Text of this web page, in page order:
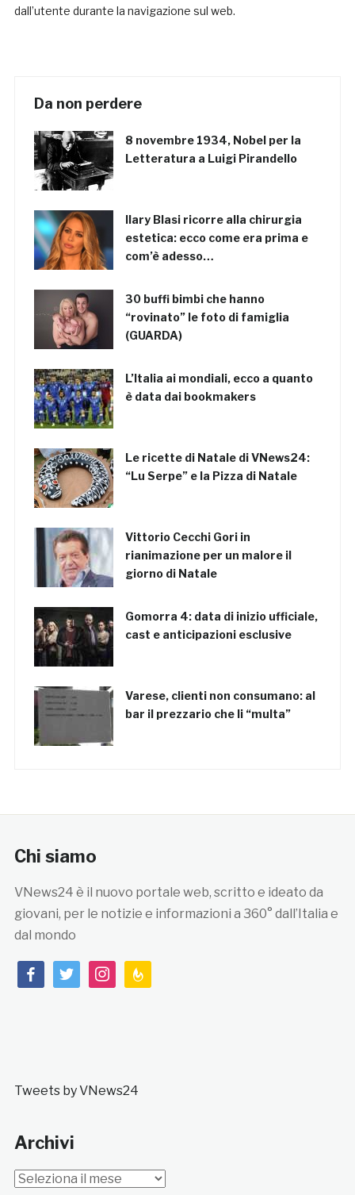
dall’utente durante la navigazione sul web.
Da non perdere
8 novembre 1934, Nobel per la
Letteratura a Luigi Pirandello
Ilary Blasi ricorre alla chirurgia
estetica: ecco come era prima e
com’è adesso…
30 buffi bimbi che hanno
“rovinato” le foto di famiglia
(GUARDA)
L’Italia ai mondiali, ecco a quanto
è data dai bookmakers
Le ricette di Natale di VNews24:
“Lu Serpe” e la Pizza di Natale
Vittorio Cecchi Gori in
rianimazione per un malore il
giorno di Natale
Gomorra 4: data di inizio ufficiale,
cast e anticipazioni esclusive
Varese, clienti non consumano: al
bar il prezzario che li “multa”
Chi siamo
VNews24 è il nuovo portale web, scritto e ideato da
giovani, per le notizie e informazioni a 360° dall’Italia e
dal mondo
facebooktwitterinstagramfeedburner
Tweets by VNews24
Archivi
Archivi